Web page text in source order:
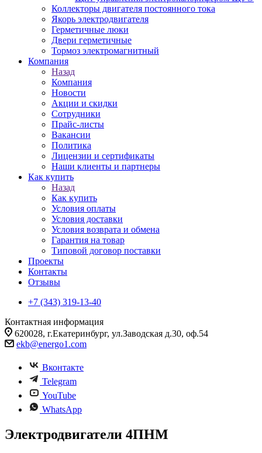
Коллекторы двигателя постоянного тока
Якорь электродвигателя
Герметичные люки
Двери герметичные
Тормоз электромагнитный
Компания
Назад
Компания
Новости
Акции и скидки
Сотрудники
Прайс-листы
Вакансии
Политика
Лицензии и сертификаты
Наши клиенты и партнеры
Как купить
Назад
Как купить
Условия оплаты
Условия доставки
Условия возврата и обмена
Гарантия на товар
Типовой договор поставки
Проекты
Контакты
Отзывы
+7 (343) 319-13-40
Контактная информация
620028, г.Екатеринбург, ул.Заводская д.30, оф.54
ekb@energo1.com
Вконтакте
Telegram
YouTube
WhatsApp
Электродвигатели 4ПНМ